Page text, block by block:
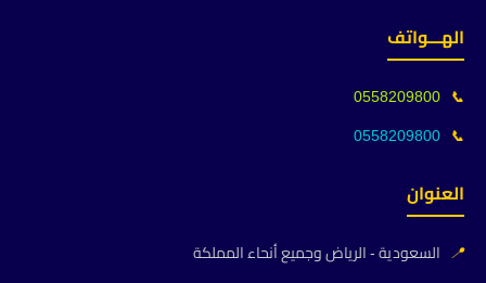
الهـــواتف
📞
0558209800
📞
0558209800
العنوان
📍 السعودية - الرياض وجميع أنحاء المملكة